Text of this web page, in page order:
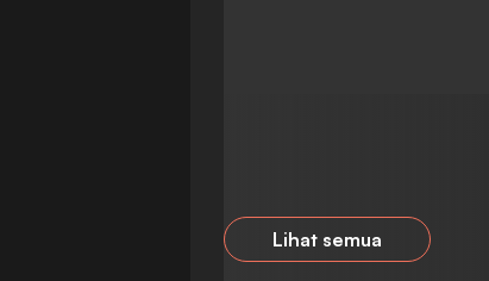
Lihat semua